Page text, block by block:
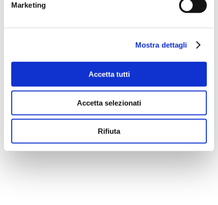
Marketing
Mostra dettagli
Accetta tutti
Accetta selezionati
Rifiuta